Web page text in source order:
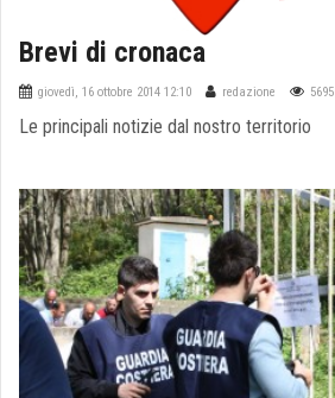
Brevi di cronaca
giovedì, 16 ottobre 2014 12:10 redazione 5695
Le principali notizie dal nostro territorio